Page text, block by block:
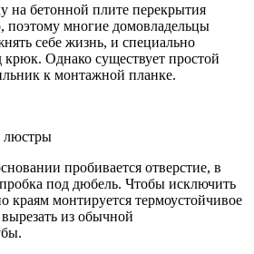
на бетонной плите перекрытия
поэтому многие домовладельцы
себе жизнь, и специально
Однако существует простой
к монтажной планке.
люстры
пробивается отверстие, в
пробка под дюбель. Чтобы исключить
краям монтируется термоустойчивое
из обычной